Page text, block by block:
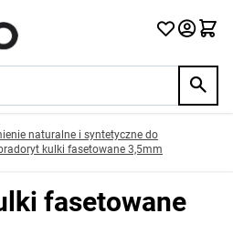
naturalne i syntetyczne do
kulki fasetowane 3,5mm
fasetowane